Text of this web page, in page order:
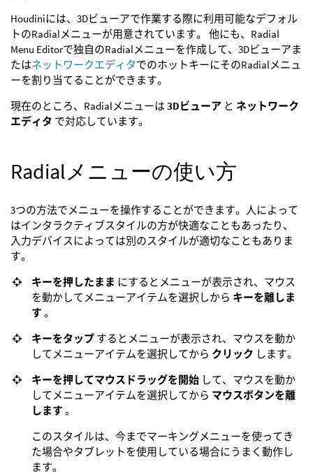
Houdiniには、3Dビューアで作業する際に利用可能なデフォル
トのRadialメニューが用意されています。 他にも、Radial
Menu Editorで独自のRadialメニューを作成して、3Dビューアま
たはネットワークエディタでのホットキーにそのRadialメニュ
ーを割り当てることができます。
現在のところ、Radialメニューは 3Dビューア と ネットワーク
エディタ で対応しています。
Radialメニューの使い方
3つの方法でメニューを操作することができます。人によって
はインタラクティブスタイルの方が快適なこともあったり、
入力デバイスによっては別のスタイルが適切なこともありま
す。
キーを押したまま にするとメニューが表示され、マウス
を動かしてメニューアイテムを選択しから キーを離しま
す 。
キーをタップ するとメニューが表示され、マウスを動か
してメニューアイテムを選択してから クリック します。
キーを押してマウスドラッグを開始 して、マウスを動か
してメニューアイテムを選択してから マウスボタンを離
します 。
このスタイルは、今までマーキングメニューを使ってき
た場合やタブレットを使用している場合にうまく動作し
ます。